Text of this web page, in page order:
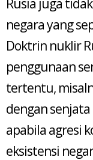
Rusia juga
negara yang
Doktrin nuklir
penggunaan
tertentu,
dengan
apabila agresi
eksistensi